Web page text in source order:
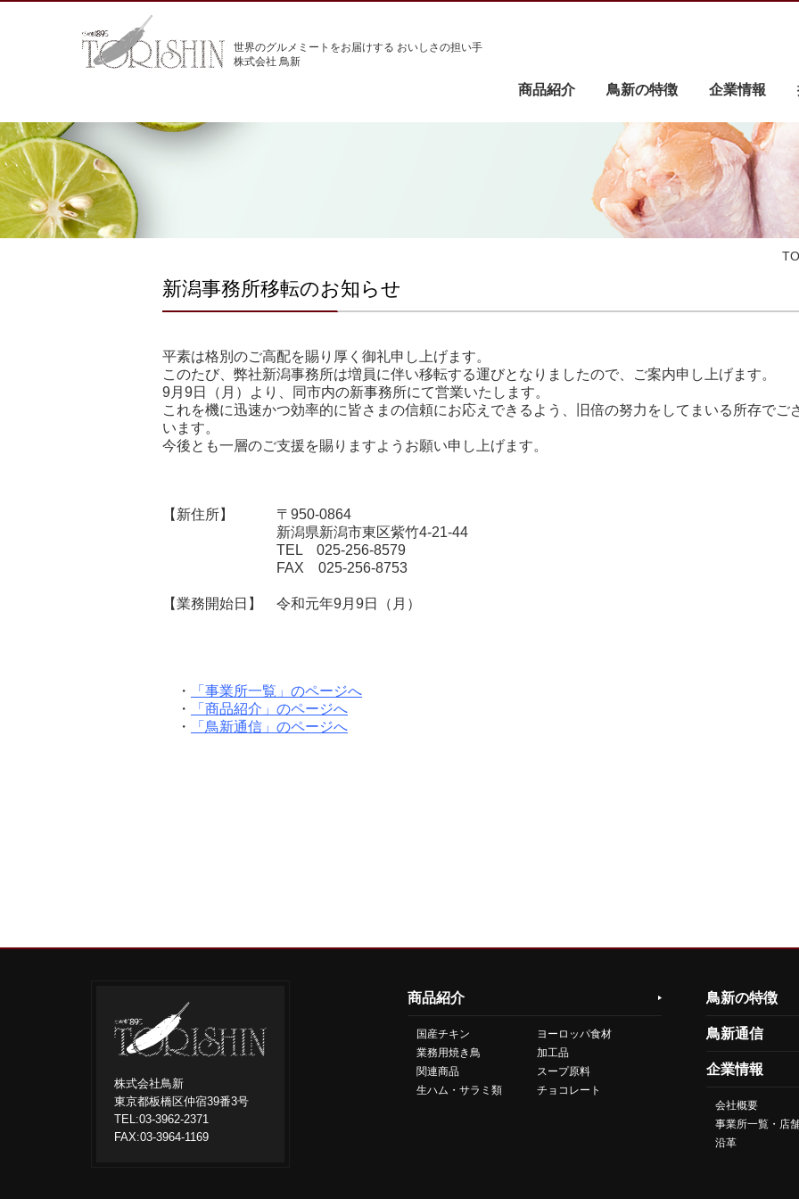
世界のグルメミートをお届けする おいしさの担い手
株式会社 鳥新
商品紹介 鳥新の特徴 企業情報
新潟事務所移転のお知らせ
平素は格別のご高配を賜り厚く御礼申し上げます。
このたび、弊社新潟事務所は増員に伴い移転する運びとなりましたので、ご案内申し上げます。
9月9日（月）より、同市内の新事務所にて営業いたします。
これを機に迅速かつ効率的に皆さまの信頼にお応えできるよう、旧倍の努力をしてまいる所存でご
います。
今後とも一層のご支援を賜りますようお願い申し上げます。
【新住所】 〒950-0864
新潟県新潟市東区紫竹4-21-44
TEL 025-256-8579
FAX 025-256-8753
【業務開始日】 令和元年9月9日（月）
・
「事業所一覧」のページへ
・
「商品紹介」のページへ
・
「鳥新通信」のページへ
株式会社鳥新
東京都板橋区仲宿39番3号
TEL:03-3962-2371
FAX:03-3964-1169
商品紹介
国産チキン
ヨーロッパ食材
業務用焼き鳥
加工品
関連商品
スープ原料
生ハム・サラミ類
チョコレート
鳥新の特徴
鳥新通信
企業情報
会社概要
事業所一覧・店
沿革